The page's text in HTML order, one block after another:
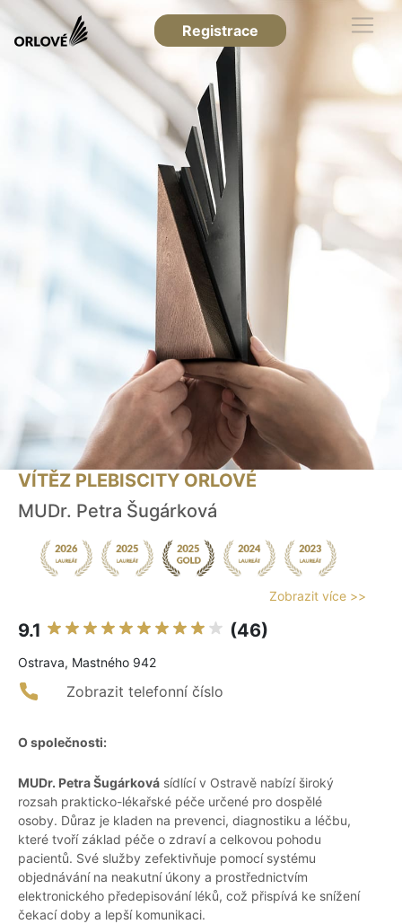
Registrace
VÍTĚZ PLEBISCITY ORLOVÉ
MUDr. Petra Šugárková
Zobrazit více >>
9.1 (46)
Ostrava, Mastného 942
Zobrazit telefonní číslo
O společnosti:
MUDr. Petra Šugárková sídlící v Ostravě nabízí široký
rozsah prakticko-lékařské péče určené pro dospělé
osoby. Důraz je kladen na prevenci, diagnostiku a léčbu,
které tvoří základ péče o zdraví a celkovou pohodu
pacientů. Své služby zefektivňuje pomocí systému
objednávání na neakutní úkony a prostřednictvím
elektronického předepisování léků, což přispívá ke snížení
čekací doby a lepší komunikaci.